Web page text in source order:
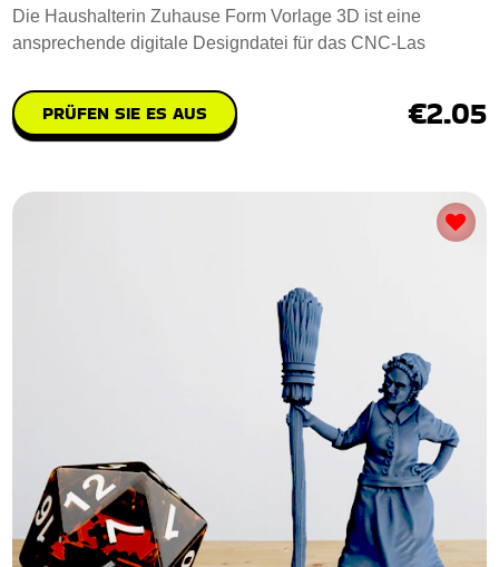
Die Haushalterin Zuhause Form Vorlage 3D ist eine
ansprechende digitale Designdatei für das CNC-Las
PRÜFEN SIE ES AUS €2.05